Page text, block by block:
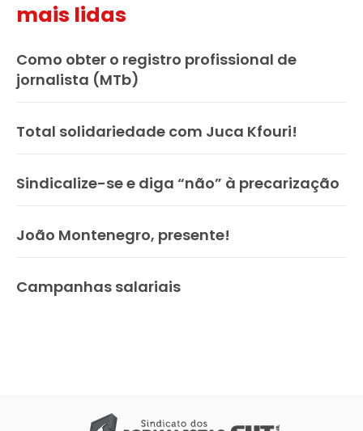
mais lidas
Como obter o registro profissional de
jornalista (MTb)
Total solidariedade com Juca Kfouri!
Sindicalize-se e diga “não” à precarização
João Montenegro, presente!
Campanhas salariais